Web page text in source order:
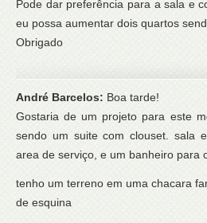
Pode dar preferência para a sala e
eu possa aumentar dois quartos
Obrigado
André Barcelos: Boa tarde!
Gostaria de um projeto para este
sendo um suite com clouset. sala
area de serviço, e um banheiro para
tenho um terreno em uma chacara
de esquina